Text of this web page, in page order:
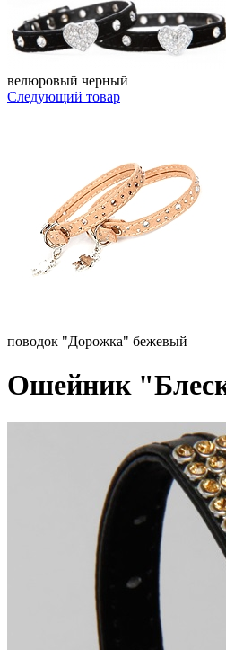
велюровый черный
Следующий товар
поводок "Дорожка" бежевый
Ошейник